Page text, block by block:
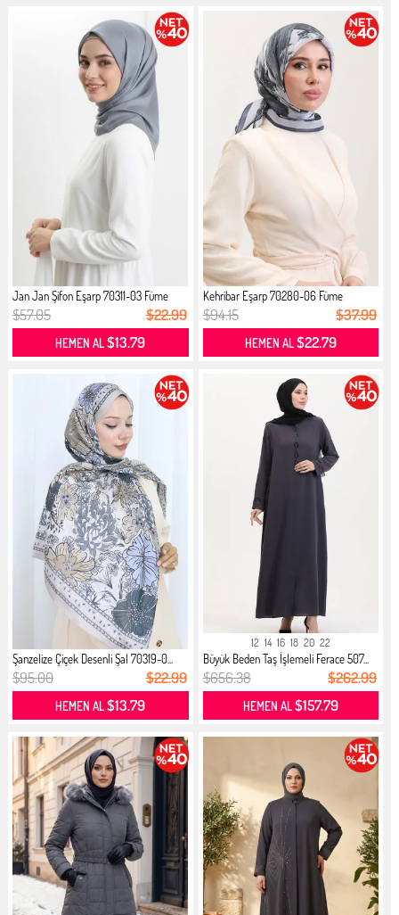
Jan Jan Şifon Eşarp 70311-03 Füme
$57.05 $22.99
HEMEN AL$13.79
Kehribar Eşarp 70280-06 Füme
$94.15 $37.99
HEMEN AL$22.79
Şanzelize Çiçek Desenli Şal 70319-0...
$95.00 $22.99
HEMEN AL$13.79
12 14 16 18 20 22
Büyük Beden Taş İşlemeli Ferace 507...
$656.38 $262.99
HEMEN AL$157.79